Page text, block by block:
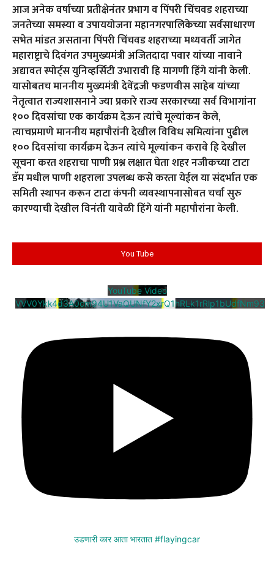
आज अनेक वर्षाच्या प्रतीक्षेनंतर प्रभाग व पिंपरी चिंचवड शहराच्या
जनतेच्या समस्या व उपाययोजना महानगरपालिकेच्या सर्वसाधारण
सभेत मांडत असताना पिंपरी चिंचवड शहराच्या मध्यवर्ती जागेत
महाराष्ट्राचे दिवंगत उपमुख्यमंत्री अजितदादा पवार यांच्या नावाने
अद्यावत स्पोर्ट्स युनिव्हर्सिटी उभारावी हि मागणी हिंगे यांनी केली.
यासोबतच माननीय मुख्यमंत्री देवेंद्रजी फडणवीस साहेब यांच्या
नेतृत्वात राज्यशासनाने ज्या प्रकारे राज्य सरकारच्या सर्व विभागांना
१०० दिवसांचा एक कार्यक्रम देऊन त्यांचे मूल्यांकन केले,
त्याचप्रमाणे माननीय महापौरांनी देखील विविध समित्यांना पुढील
१०० दिवसांचा कार्यक्रम देऊन त्यांचे मूल्यांकन करावे हि देखील
सूचना करत शहराचा पाणी प्रश्न लक्षात घेता शहर नजीकच्या टाटा
डॅम मधील पाणी शहराला उपलब्ध कसे करता येईल या संदर्भात एक
समिती स्थापन करून टाटा कंपनी व्यवस्थापनासोबत चर्चा सुरु
कारण्याची देखील विनंती यावेळी हिंगे यांनी महापौरांना केली.
You Tube
YouTube Video
VVV0Ykk4d3A0cm94U1VaQUNfY2xrQ1hRLk1rRlp1bUdfNm93
उडणारी कार आता भारतात #flayingcar